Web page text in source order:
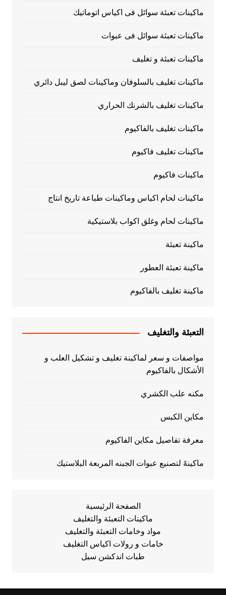
ماكينات تعبئة سوائل فى اكياس اتوماتيك
ماكينات تعبئة سوائل فى عبوات
ماكينات تعبئة و تغليف
ماكينات تغليف بالسلوفان وماكينات لصق ليبل دائري
ماكينات تغليف بالشرنك الحراري
ماكينات تغليف بالفاكيوم
ماكينات تغليف فاكيوم
ماكينات فاكيوم
ماكينات لحام اكياس وماكينات طباعة تاريخ انتاج
ماكينات لحام وغلق اكواب بلاستيكية
ماكينة تعبئة
ماكينة تعبئة العطور
ماكينة تغليف بالفاكيوم
التعبئة والتغليف
مواصفات و سعر لماكينة تغليف و تشكيل العلب و
الأشكال بالفاكيوم
مكنه علب الكشري
مكاين الكبس
معرفة تفاصيل مكاين الفاكيوم
ماكينهً لتصنيع عبوات الجبنه المربعة البلاستيك
الصفحة الرئيسية
ماكينات التعبئة والتغليف
مواد وخامات التعبئة والتغليف
خامات و رولات اكياس التغليف
طبات اندكشن سيل